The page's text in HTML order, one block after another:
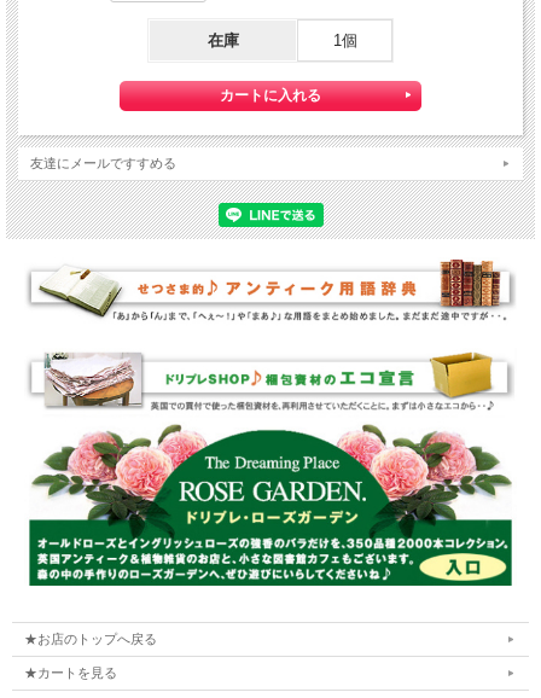
在庫 1個
友達にメールですすめる
★お店のトップへ戻る
★カートを見る